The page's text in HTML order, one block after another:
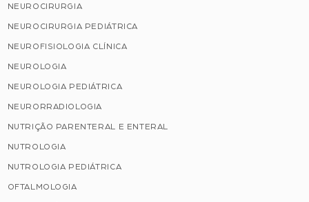
NEUROCIRURGIA
NEUROCIRURGIA PEDIÁTRICA
NEUROFISIOLOGIA CLÍNICA
NEUROLOGIA
NEUROLOGIA PEDIÁTRICA
NEURORRADIOLOGIA
NUTRIÇÃO PARENTERAL E ENTERAL
NUTROLOGIA
NUTROLOGIA PEDIÁTRICA
OFTALMOLOGIA